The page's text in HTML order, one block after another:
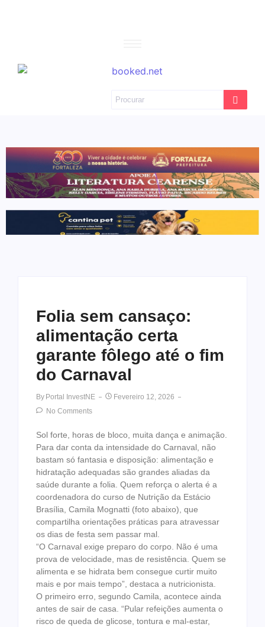
Folia sem cansaço:
alimentação certa
garante fôlego até o fim
do Carnaval
By Portal InvestNE
Fevereiro 12, 2026
No Comments
Sol forte, horas de bloco, muita dança e animação.
Para dar conta da intensidade do Carnaval, não
bastam só fantasia e disposição: alimentação e
hidratação adequadas são grandes aliadas da
saúde durante a folia. Quem reforça o alerta é a
coordenadora do curso de Nutrição da Estácio
Brasília, Camila Mognatti (foto abaixo), que
compartilha orientações práticas para atravessar
os dias de festa sem passar mal.
“O Carnaval exige preparo do corpo. Não é uma
prova de velocidade, mas de resistência. Quem se
alimenta e se hidrata bem consegue curtir muito
mais e por mais tempo”, destaca a nutricionista.
O primeiro erro, segundo Camila, acontece ainda
antes de sair de casa. “Pular refeições aumenta o
risco de queda de glicose, tontura e mal-estar,